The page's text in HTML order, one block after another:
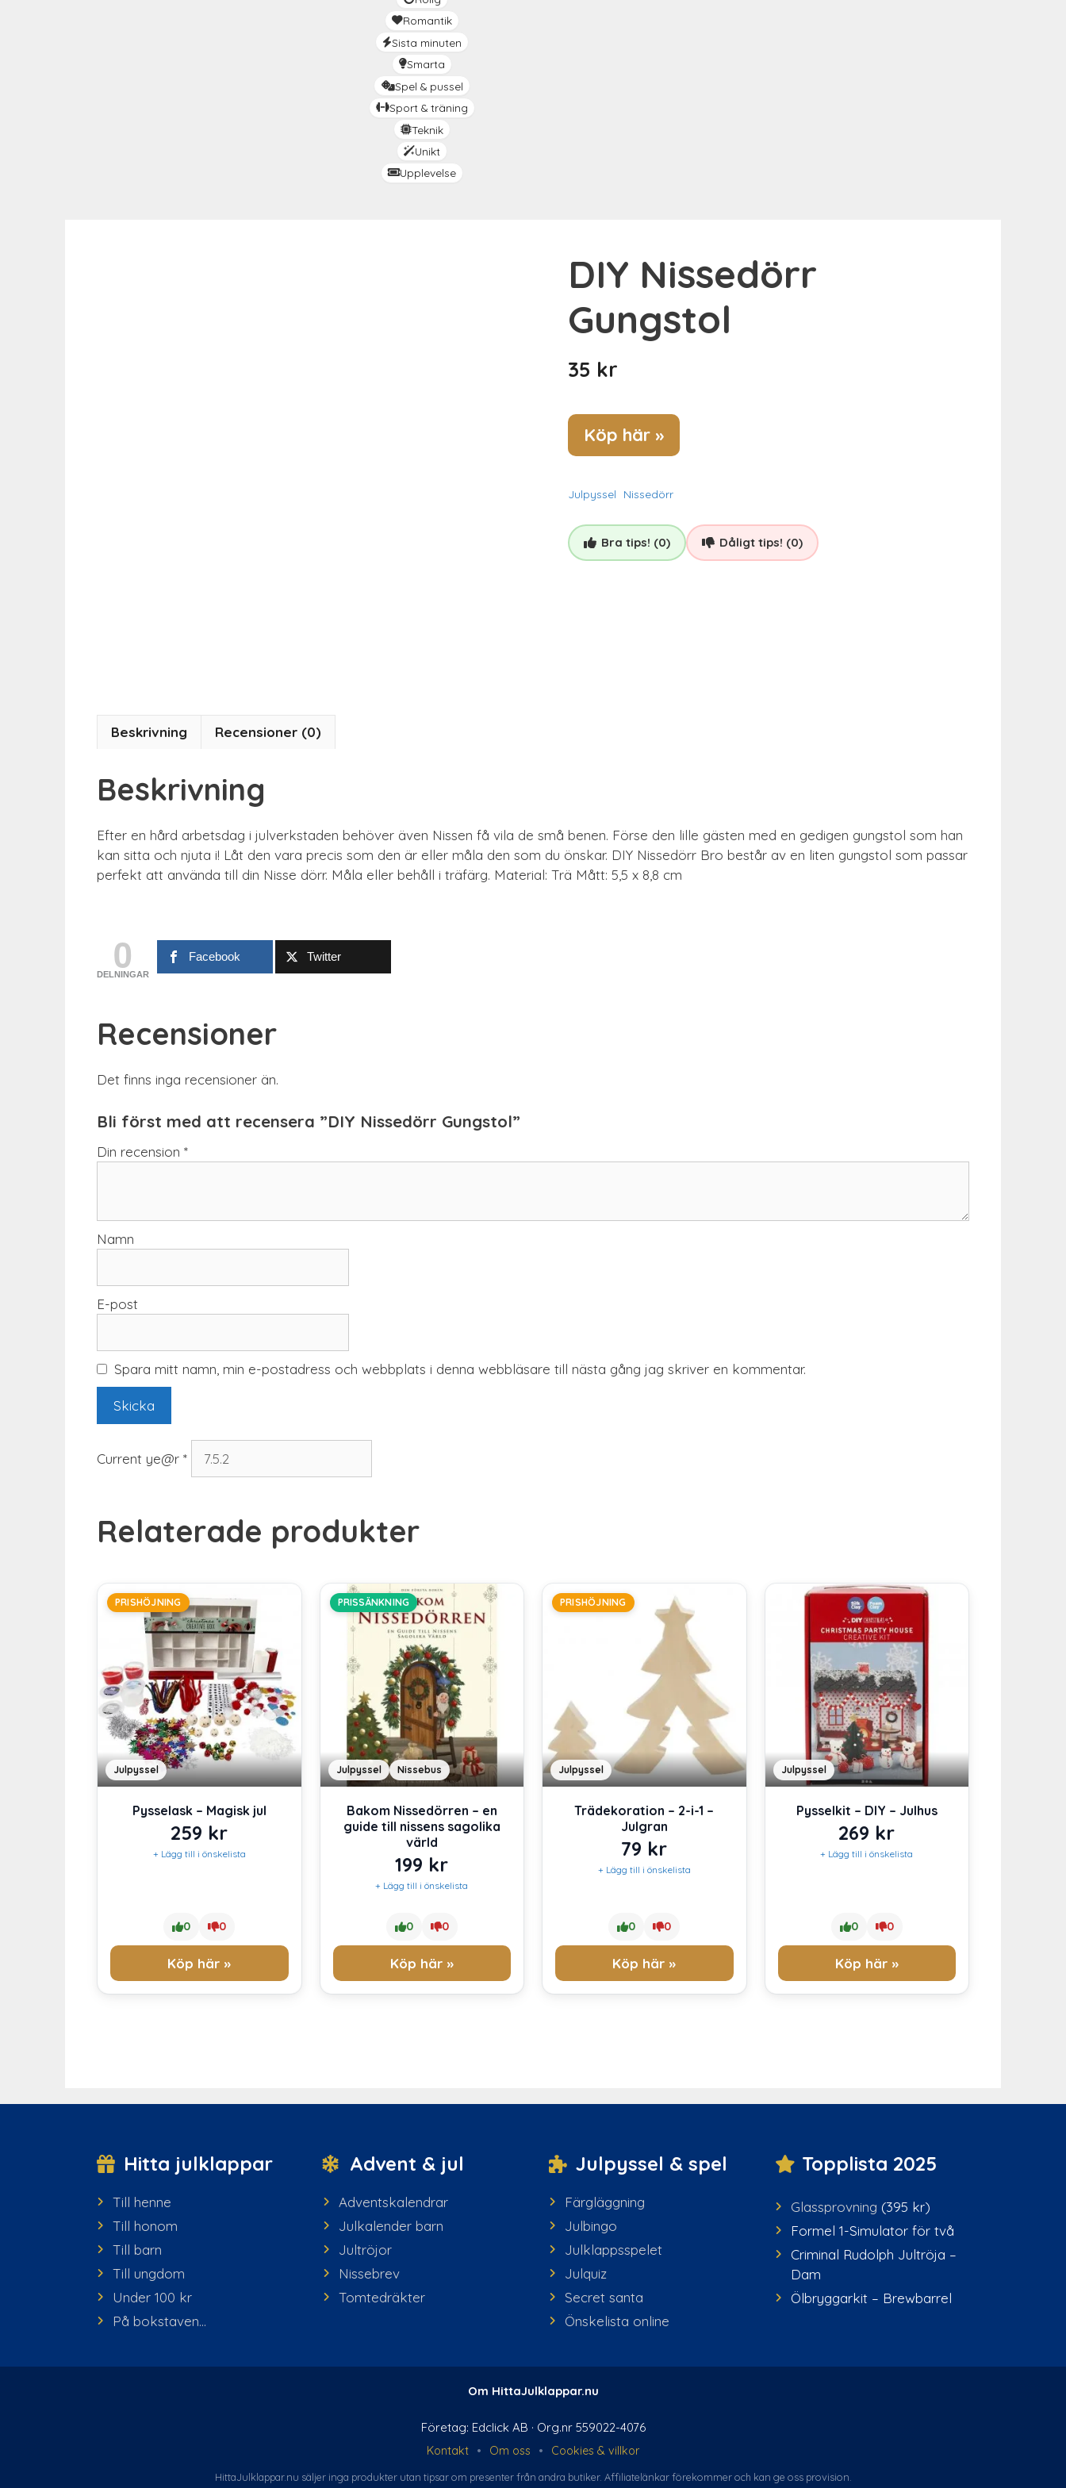
Romantik
Sista minuten
Smarta
Spel & pussel
Sport & träning
Teknik
Unikt
Upplevelse
DIY Nissedörr
Gungstol
35 kr
Köp här »
Julpyssel Nissedörr
Bra tips! (0) Dåligt tips! (0)
Beskrivning Recensioner (0)
Beskrivning
Efter en hård arbetsdag i julverkstaden behöver även Nissen få vila de små benen. Förse den lille gästen med en gedigen gungstol som han
kan sitta och njuta i! Låt den vara precis som den är eller måla den som du önskar. DIY Nissedörr Bro består av en liten gungstol som passar
perfekt att använda till din Nisse dörr. Måla eller behåll i träfärg. Material: Trä Mått: 5,5 x 8,8 cm
0
DELNINGAR
Facebook Twitter
Recensioner
Det finns inga recensioner än.
Bli först med att recensera ”DIY Nissedörr Gungstol”
Din recension *
Namn
E-post
Spara mitt namn, min e-postadress och webbplats i denna webbläsare till nästa gång jag skriver en kommentar.
Current ye@r *
Relaterade produkter
PRISHÖJNING
Julpyssel
Pysselask – Magisk jul
259 kr
+ Lägg till i önskelista
0 0
Köp här »
PRISSÄNKNING
Julpyssel Nissebus
Bakom Nissedörren – en
guide till nissens sagolika
värld
199 kr
+ Lägg till i önskelista
0 0
Köp här »
PRISHÖJNING
Julpyssel
Trädekoration – 2-i-1 –
Julgran
79 kr
+ Lägg till i önskelista
0 0
Köp här »
Julpyssel
Pysselkit – DIY – Julhus
269 kr
+ Lägg till i önskelista
0 0
Köp här »
Hitta julklappar
Till henne
Till honom
Till barn
Till ungdom
Under 100 kr
På bokstaven...
Advent & jul
Adventskalendrar
Julkalender barn
Jultröjor
Nissebrev
Tomtedräkter
Julpyssel & spel
Färgläggning
Julbingo
Julklappsspelet
Julquiz
Secret santa
Önskelista online
Topplista 2025
Glassprovning (395 kr)
Formel 1-Simulator för två
Criminal Rudolph Jultröja –
Dam
Ölbryggarkit – Brewbarrel
Om HittaJulklappar.nu
Företag: Edclick AB · Org.nr 559022-4076
Kontakt • Om oss • Cookies & villkor
HittaJulklappar.nu säljer inga produkter utan tipsar om presenter från andra butiker. Affiliate­länkar förekommer och kan ge oss provision.